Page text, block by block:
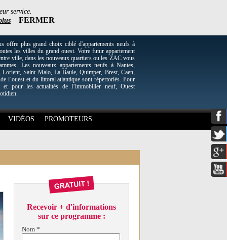
service.
FERMER
plus grand choix ciblé d'appartements neufs à
les villes du grand ouest. Votre futur appartement
ville, dans les nouveaux quartiers ou les ZAC vous
Les nouveaux appartements neufs à Nantes,
Lorient, Saint Malo, La Baule, Quimper, Brest, Caen,
l’ouest et du littoral atlantique sont répertoriés. Pour
et pour les actualités de l’immobilier neuf, Ouest
VIDÉOS PROMOTEURS
Recevoir + d'informations
sur ce programme :
Nom *